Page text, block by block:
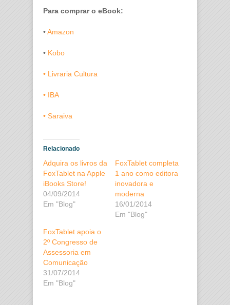
Para comprar o eBook:
•Amazon
• Kobo
• Livraria Cultura
• IBA
• Saraiva
Relacionado
Adquira os livros da
FoxTablet na Apple
iBooks Store!
04/09/2014
Em "Blog"
FoxTablet completa
1 ano como editora
inovadora e
moderna
16/01/2014
Em "Blog"
FoxTablet apoia o
2º Congresso de
Assessoria em
Comunicação
31/07/2014
Em "Blog"